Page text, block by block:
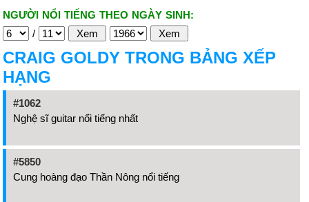
NGƯỜI NỔI TIẾNG THEO NGÀY SINH:
/
CRAIG GOLDY TRONG BẢNG XẾP
HẠNG
#1062
Nghệ sĩ guitar nổi tiếng nhất
#5850
Cung hoàng đạo Thần Nông nổi tiếng